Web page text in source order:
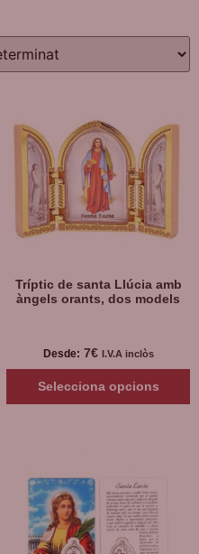
Tríptic de santa Llúcia amb
àngels orants, dos models
Desde: 7€ I.V.A inclòs
Selecciona opcions